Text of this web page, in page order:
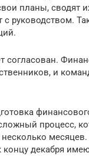
планы, сводят
руководством.
согласован.
и
процесс,
несколько
декабря